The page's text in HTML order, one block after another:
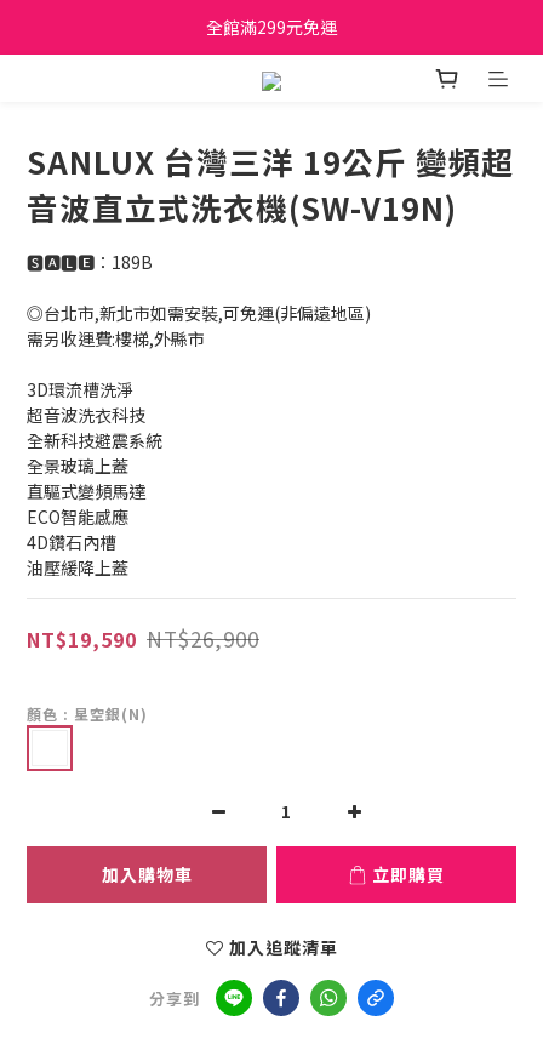
日立家電、國際牌 原廠管制價格 私訊優惠價
全館滿299元免運
日立家電、國際牌 原廠管制價格 私訊優惠價
SANLUX 台灣三洋 19公斤 變頻超
音波直立式洗衣機(SW-V19N)
🆂🅰🅻🅴：189B
◎台北市,新北市如需安裝,可免運(非偏遠地區)
需另收運費:樓梯,外縣市
3D環流槽洗淨
超音波洗衣科技
全新科技避震系統
全景玻璃上蓋
直驅式變頻馬達
ECO智能感應
4D鑽石內槽
油壓緩降上蓋
NT$19,590 NT$26,900
顏色 : 星空銀(N)
加入購物車 立即購買
加入追蹤清單
分享到